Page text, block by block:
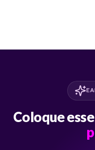
Coloque